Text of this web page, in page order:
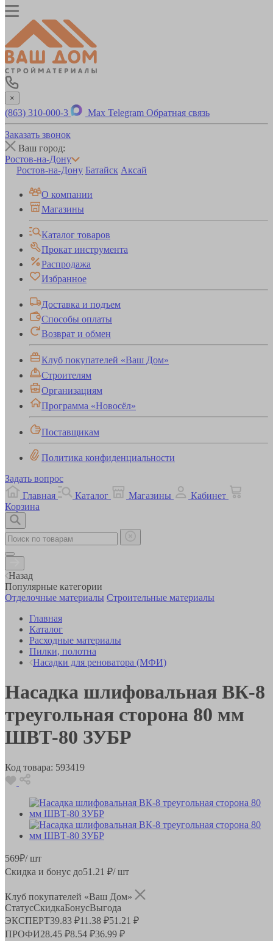
×
(863) 310-000-3 Max Telegram Обратная связь
Заказать звонок
Ваш город:
Ростов-на-Дону
Ростов-на-Дону Батайск Аксай
О компании
Магазины
Каталог товаров
Прокат инструмента
Распродажа
Избранное
Доставка и подъем
Способы оплаты
Возврат и обмен
Клуб покупателей «Ваш Дом»
Строителям
Организациям
Программа «Новосёл»
Поставщикам
Политика конфиденциальности
Задать вопрос
Главная
Каталог Магазины
Кабинет
Корзина
Назад
Популярные категории
Отделочные материалы Строительные материалы
Главная
Каталог
Расходные материалы
Пилки, полотна
Насадки для реноватора (МФИ)
Насадка шлифовальная ВК-8
треугольная сторона 80 мм
ШВТ-80 ЗУБР
Код товара: 593419
569₽/ шт
Скидка и бонус до51.21 ₽/ шт
Клуб покупателей «Ваш Дом»
СтатусСкидкаБонусВыгода
ЭКСПЕРТ39.83 ₽11.38 ₽51.21 ₽
ПРОФИ28.45 ₽8.54 ₽36.99 ₽